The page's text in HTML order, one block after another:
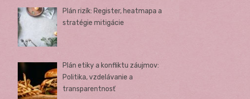
Plán rizík: Register, heatmapa a
stratégie mitigácie
Plán etiky a konfliktu záujmov:
Politika, vzdelávanie a
transparentnosť